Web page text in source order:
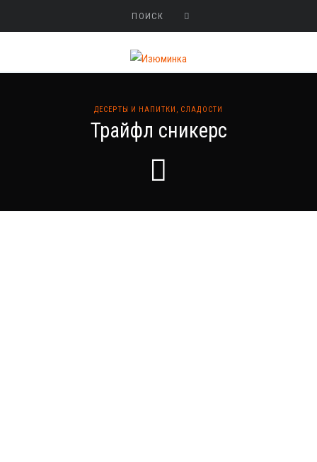
ДЕСЕРТЫ И НАПИТКИ , СЛАДОСТИ
Трайфл сникерс